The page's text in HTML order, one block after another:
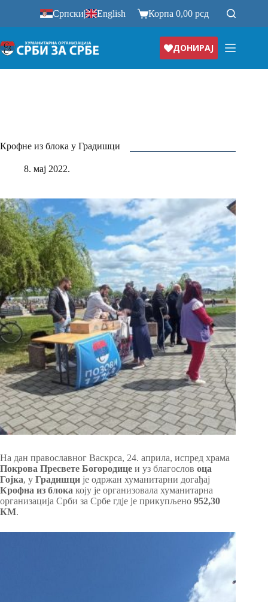
Српски| English Корпа0,00рсд
ДОНИРАЈ
Крофне из блока у Градишци
8. мај 2022.
На дан православног Васкрса, 24. априла, испред храма
Покрова Пресвете Богородице и уз благослов оца
Гојка, у Градишци је одржан хуманитарни догађај
Крофна из блока коју је организовала хуманитарна
организација Срби за Србе гдје је прикупљено 952,30
КМ.